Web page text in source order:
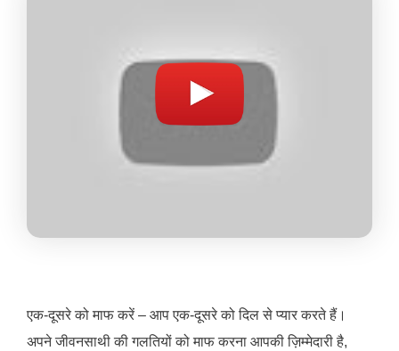
एक-दूसरे को माफ करें – आप एक-दूसरे को दिल से प्यार करते हैं।
अपने जीवनसाथी की गलतियों को माफ करना आपकी ज़िम्मेदारी है,